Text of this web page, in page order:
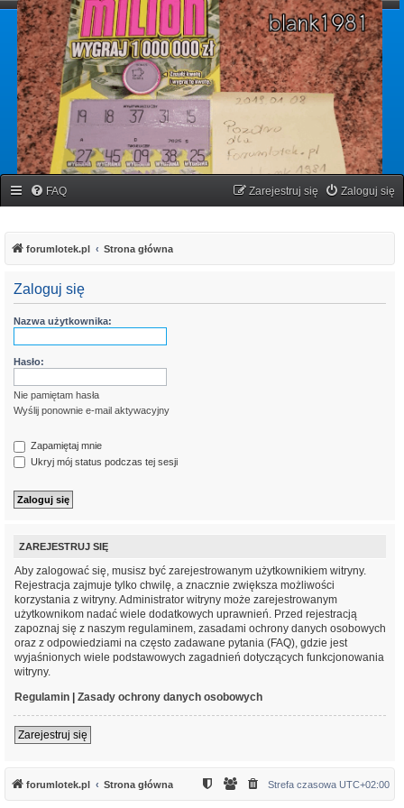
forumlotek.pl
Forum gier liczbowych
FAQ Zaloguj się
Zarejestruj się
forumlotek.pl Strona główna
Zaloguj się
Nazwa użytkownika:
Hasło:
Nie pamiętam hasła
Wyślij ponownie e-mail aktywacyjny
Zapamiętaj mnie
Ukryj mój status podczas tej sesji
ZAREJESTRUJ SIĘ
Aby zalogować się, musisz być zarejestrowanym użytkownikiem witryny.
Rejestracja zajmuje tylko chwilę, a znacznie zwiększa możliwości
korzystania z witryny. Administrator witryny może zarejestrowanym
użytkownikom nadać wiele dodatkowych uprawnień. Przed rejestracją
zapoznaj się z naszym regulaminem, zasadami ochrony danych osobowych
oraz z odpowiedziami na często zadawane pytania (FAQ), gdzie jest
wyjaśnionych wiele podstawowych zagadnień dotyczących funkcjonowania
witryny.
Regulamin
Zasady ochrony danych osobowych
Zarejestruj się
forumlotek.pl Strona główna Strefa czasowa UTC+02:00